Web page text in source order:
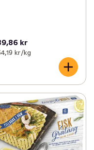
kr
kr /kg